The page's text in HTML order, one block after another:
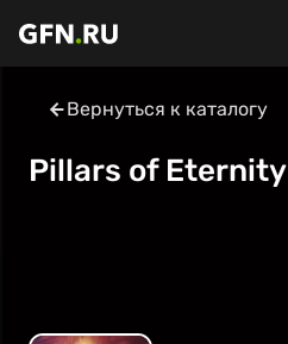
Вернуться к каталогу
Pillars of Eternity